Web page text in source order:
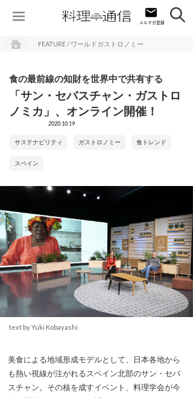
FEATURE / ワールドガストロノミー
食の最前線の知財を世界中で共有する
「サン・セバスチャン・ガストロ
ノミカ」、オンライン開催！
2020.10.19
サステナビリティ ガストロノミー 食トレンド
スペイン
text by Yuki Kobayashi
美食による地域形成モデルとして、日本各地から
も熱い視線が注がれるスペイン北部のサン・セバ
スチャン。その核を成すイベント、料理学会が今